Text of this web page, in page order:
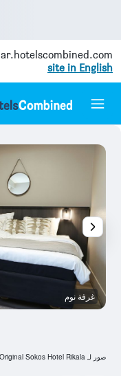
ar.hotelscombined.com
site in English
غرفة نوم
صور لـ Original Sokos Hotel Rikala